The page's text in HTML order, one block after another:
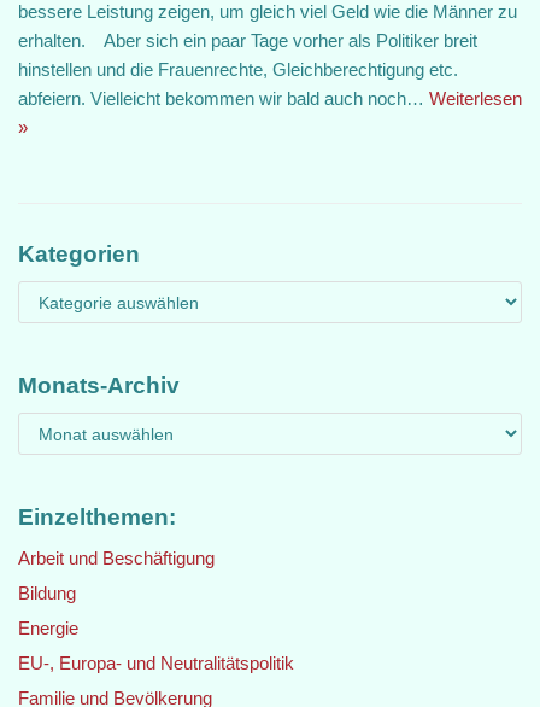
bessere Leistung zeigen, um gleich viel Geld wie die Männer zu
erhalten. Aber sich ein paar Tage vorher als Politiker breit
hinstellen und die Frauenrechte, Gleichberechtigung etc.
abfeiern. Vielleicht bekommen wir bald auch noch… Weiterlesen
»
Kategorien
Monats-Archiv
Einzelthemen:
Arbeit und Beschäftigung
Bildung
Energie
EU-, Europa- und Neutralitätspolitik
Familie und Bevölkerung